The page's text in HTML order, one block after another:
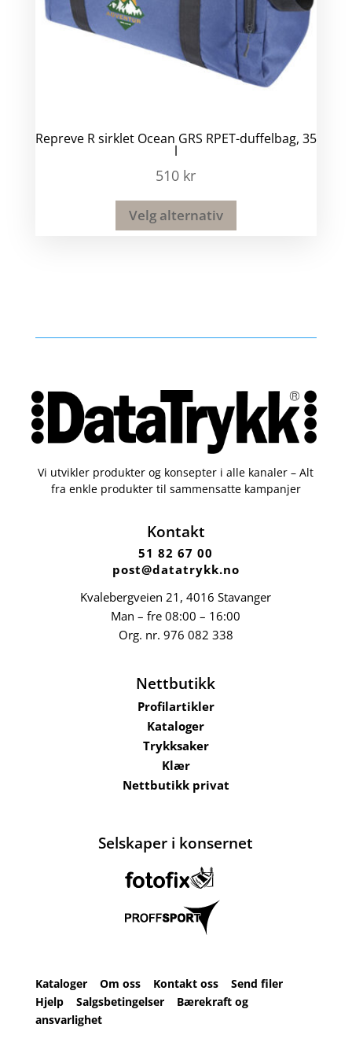
Repreve R sirklet Ocean GRS RPET-duffelbag, 35
l
510 kr
Velg alternativ
Vi utvikler produkter og konsepter i alle kanaler – Alt
fra enkle produkter til sammensatte kampanjer
Kontakt
51 82 67 00
post@datatrykk.no
Kvalebergveien 21 , 4016 Stavanger
Man – fre 08:00 – 16:00
Org. nr. 976 082 338
Nettbutikk
Profilartikler
Kataloger
Trykksaker
Klær
Nettbutikk privat
Selskaper i konsernet
Kataloger Om oss Kontakt oss
Send filer
Hjelp Salgsbetingelser
Bærekraft og
ansvarlighet